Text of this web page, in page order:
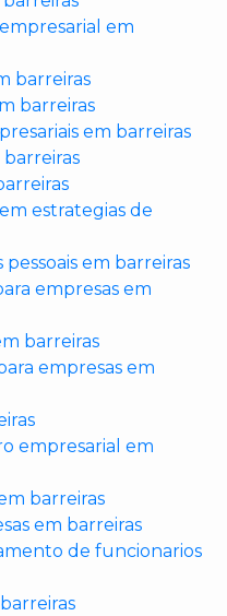
em
barreiras
barreiras
em barreiras
estrategias de
em barreiras
empresas em
barreiras
empresas em
empresarial em
barreiras
em barreiras
de funcionarios